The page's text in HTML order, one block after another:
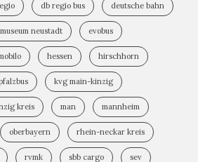
db regio bus deutsche bahn
neustadt evobus
hessen hirschhorn
kvg main-kinzig
kreis man mannheim
oberbayern rhein-neckar kreis
rvmk sbb cargo sev